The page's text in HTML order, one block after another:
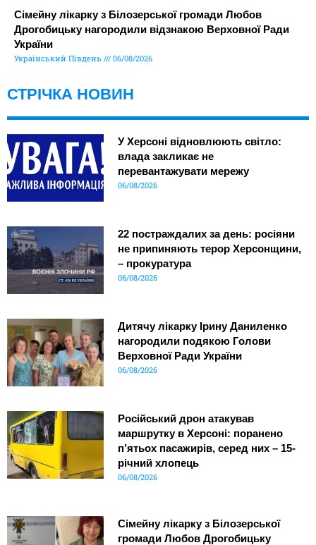
Сімейну лікарку з Білозерської громади Любов
Дрогобицьку нагородили відзнакою Верховної Ради
України
Український Південь 06/08/2026
СТРІЧКА НОВИН
У Херсоні відновлюють світло:
влада закликає не
перевантажувати мережу
06/08/2026
22 постраждалих за день: росіяни
не припиняють терор Херсонщини,
– прокуратура
06/08/2026
Дитячу лікарку Ірину Даниленко
нагородили подякою Голови
Верховної Ради України
06/08/2026
Російський дрон атакував
маршрутку в Херсоні: поранено
п’ятьох пасажирів, серед них – 15-
річний хлопець
06/08/2026
Сімейну лікарку з Білозерської
громади Любов Дрогобицьку